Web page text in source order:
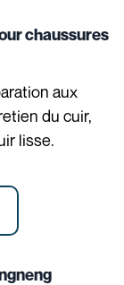
chaussures
aux
du cuir,
lisse.